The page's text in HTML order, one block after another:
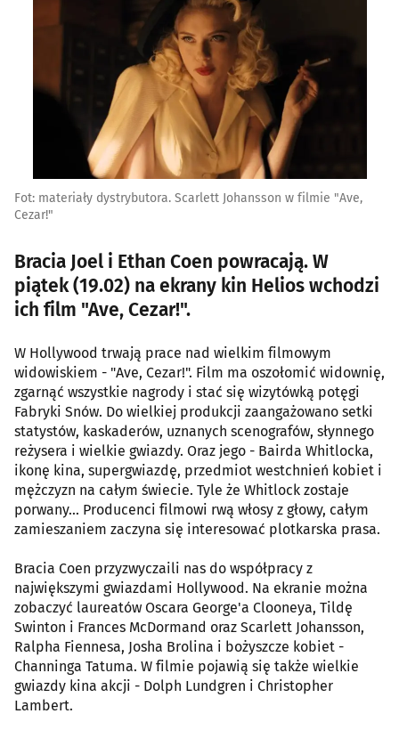
Fot: materiały dystrybutora. Scarlett Johansson w filmie "Ave,
Cezar!"
Bracia Joel i Ethan Coen powracają. W
piątek (19.02) na ekrany kin Helios wchodzi
ich film "Ave, Cezar!".
W Hollywood trwają prace nad wielkim filmowym
widowiskiem - "Ave, Cezar!". Film ma oszołomić widownię,
zgarnąć wszystkie nagrody i stać się wizytówką potęgi
Fabryki Snów. Do wielkiej produkcji zaangażowano setki
statystów, kaskaderów, uznanych scenografów, słynnego
reżysera i wielkie gwiazdy. Oraz jego - Bairda Whitlocka,
ikonę kina, supergwiazdę, przedmiot westchnień kobiet i
mężczyzn na całym świecie. Tyle że Whitlock zostaje
porwany... Producenci filmowi rwą włosy z głowy, całym
zamieszaniem zaczyna się interesować plotkarska prasa.
Bracia Coen przyzwyczaili nas do współpracy z
największymi gwiazdami Hollywood. Na ekranie można
zobaczyć laureatów Oscara George'a Clooneya, Tildę
Swinton i Frances McDormand oraz Scarlett Johansson,
Ralpha Fiennesa, Josha Brolina i bożyszcze kobiet -
Channinga Tatuma. W filmie pojawią się także wielkie
gwiazdy kina akcji - Dolph Lundgren i Christopher
Lambert.